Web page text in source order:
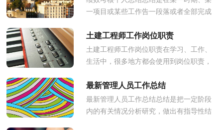
一项目或某些工作告一段落或者全部完成
训和一些规律性认识的一种...
土建工程师工作岗位职责
土建工程师工作岗位职责在学习、工作、
生活中，很多地方都会使用到岗位职责，
提高工作效率。大家知道岗位职...
最新管理人员工作总结
最新管理人员工作总结总结是把一定阶段
内的有关情况分析研究，做出有指导性结